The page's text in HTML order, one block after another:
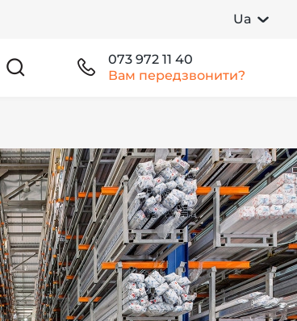
Ua
073 972 11 40
Вам передзвонити?